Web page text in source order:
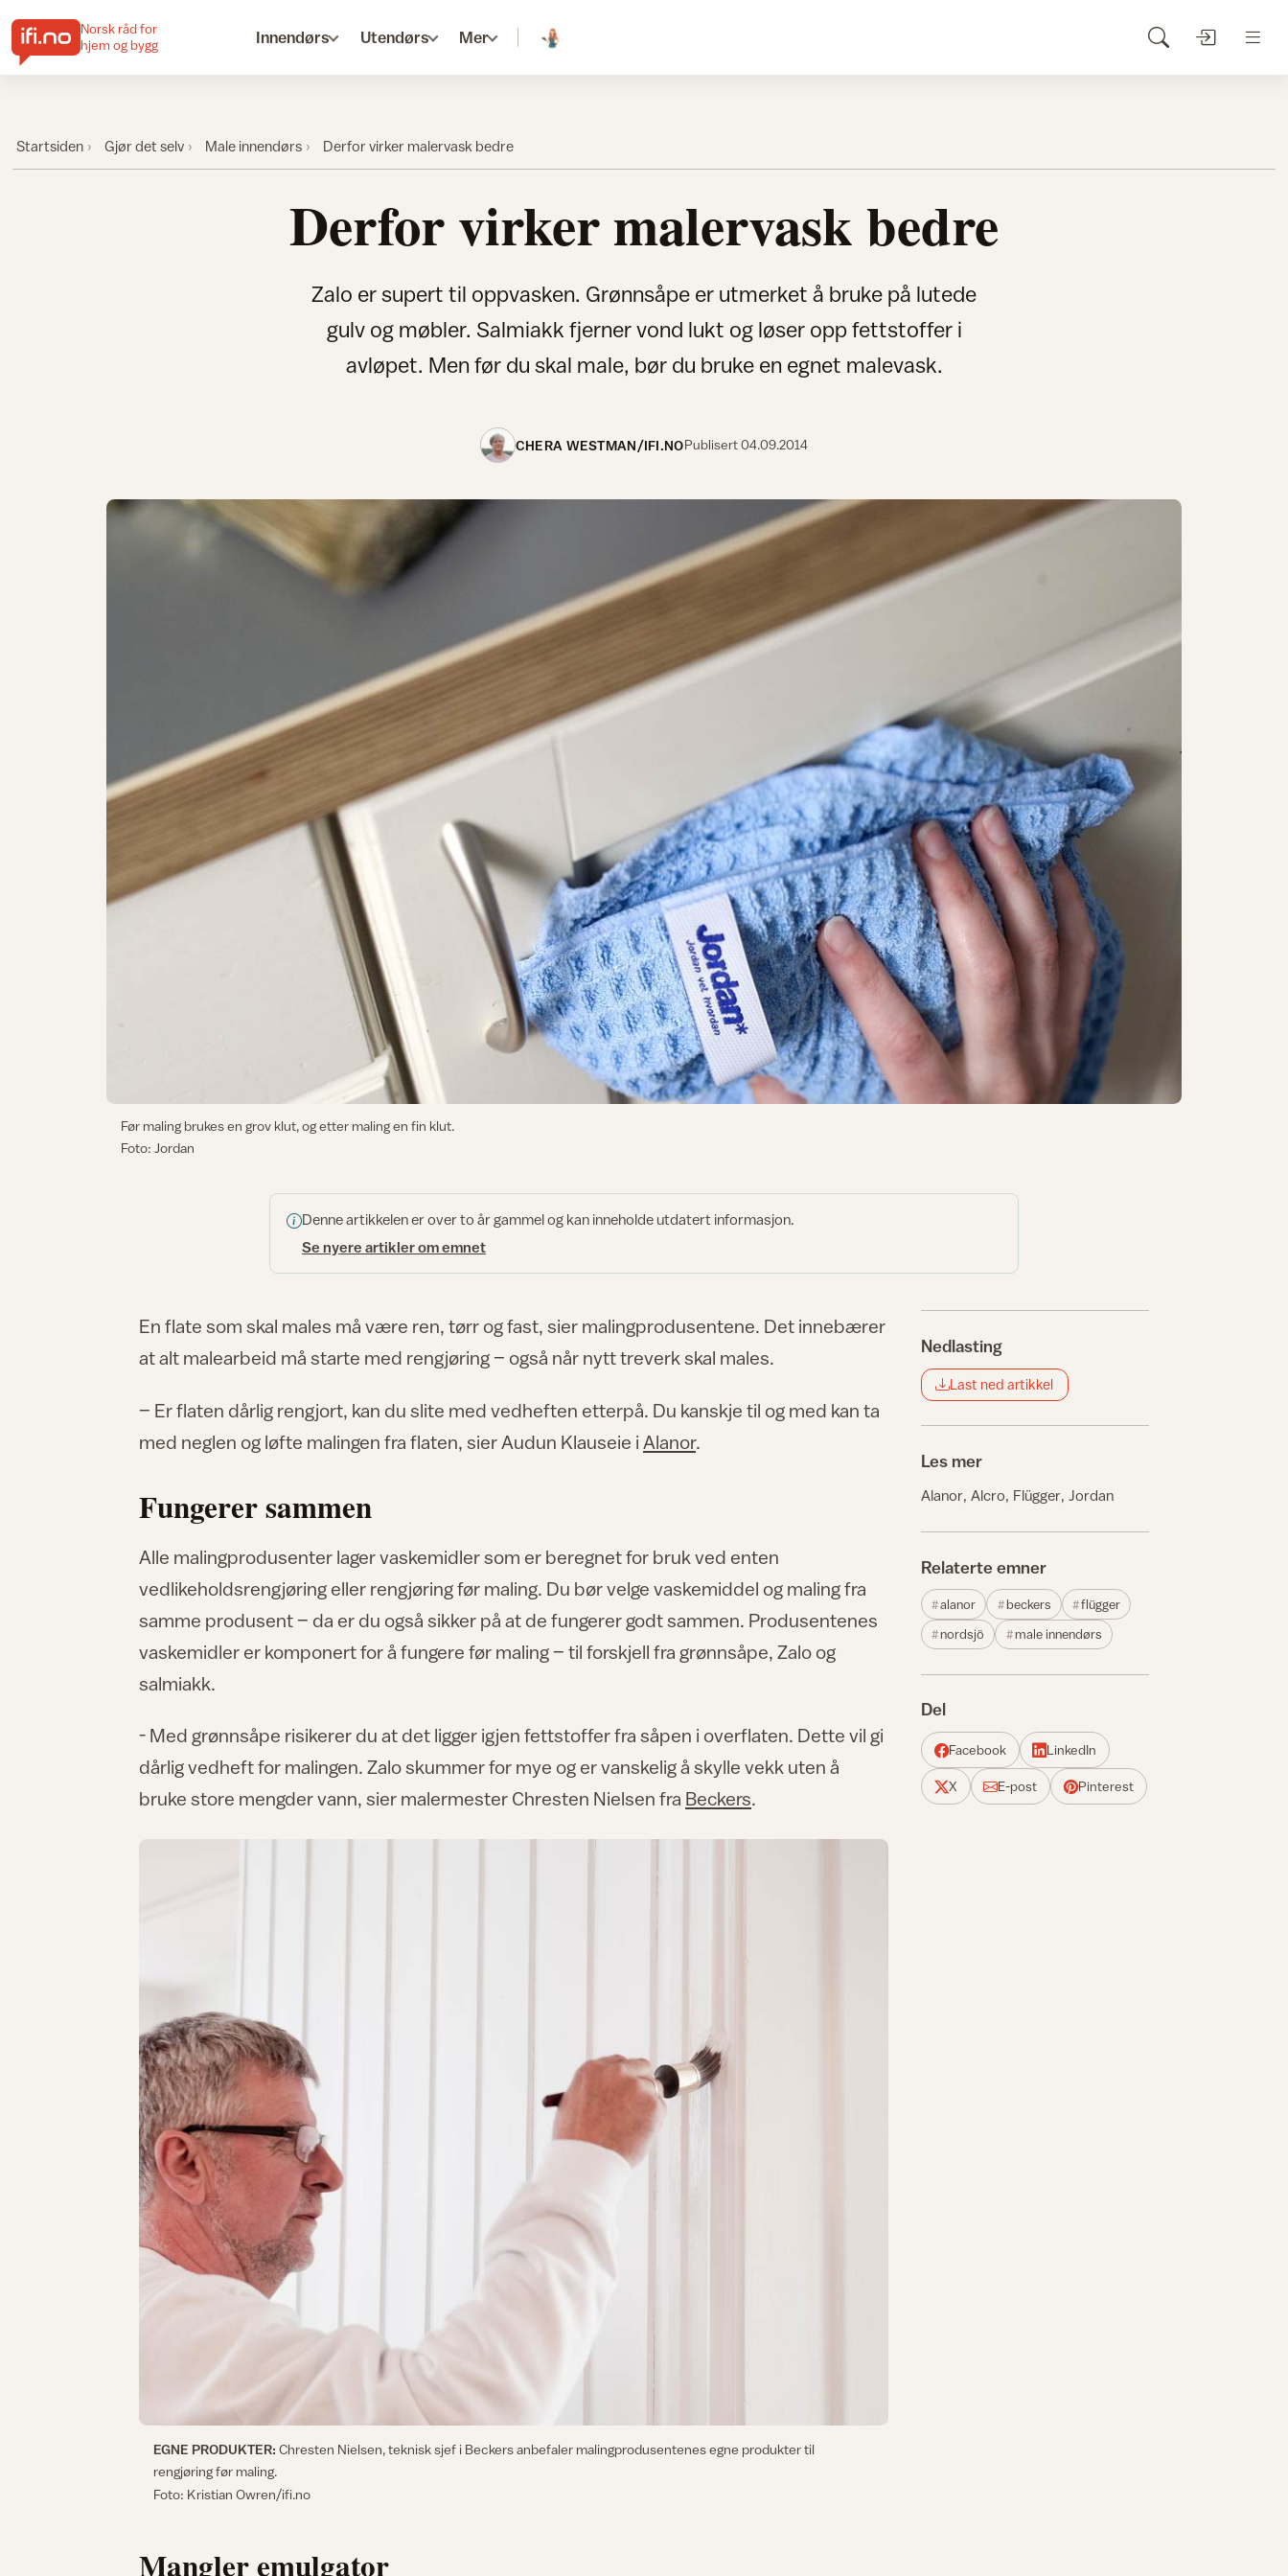
Norsk råd for
hjem og bygg
Innendørs Utendørs Mer
Startsiden Gjør det selv Male innendørs Derfor virker malervask bedre
Derfor virker malervask bedre
Zalo er supert til oppvasken. Grønnsåpe er utmerket å bruke på lutede
gulv og møbler. Salmiakk fjerner vond lukt og løser opp fettstoffer i
avløpet. Men før du skal male, bør du bruke en egnet malevask.
CHERA WESTMAN/IFI.NOPublisert04.09.2014
Før maling brukes en grov klut, og etter maling en fin klut.
Foto: Jordan
Denne artikkelen er over to år gammel og kan inneholde utdatert informasjon.
Se nyere artikler om emnet
En flate som skal males må være ren, tørr og fast, sier malingprodusentene. Det innebærer
at alt malearbeid må starte med rengjøring – også når nytt treverk skal males.
– Er flaten dårlig rengjort, kan du slite med vedheften etterpå. Du kanskje til og med kan ta
med neglen og løfte malingen fra flaten, sier Audun Klauseie i Alanor.
Fungerer sammen
Alle malingprodusenter lager vaskemidler som er beregnet for bruk ved enten
vedlikeholdsrengjøring eller rengjøring før maling. Du bør velge vaskemiddel og maling fra
samme produsent – da er du også sikker på at de fungerer godt sammen. Produsentenes
vaskemidler er komponert for å fungere før maling – til forskjell fra grønnsåpe, Zalo og
salmiakk.
- Med grønnsåpe risikerer du at det ligger igjen fettstoffer fra såpen i overflaten. Dette vil gi
dårlig vedheft for malingen. Zalo skummer for mye og er vanskelig å skylle vekk uten å
bruke store mengder vann, sier malermester Chresten Nielsen fra Beckers.
EGNE PRODUKTER:Chresten Nielsen, teknisk sjef i Beckers anbefaler malingprodusentenes egne produkter til
rengjøring før maling.
Foto: Kristian Owren/ifi.no
Mangler emulgator
Nedlasting
Last ned artikkel
Les mer
Alanor Alcro Flügger Jordan
Relaterte emner
alanor beckers
flügger
nordsjö
male innendørs
Del
Facebook LinkedIn
X E-post Pinterest